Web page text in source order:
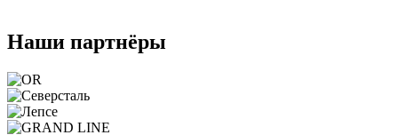
Наши партнёры